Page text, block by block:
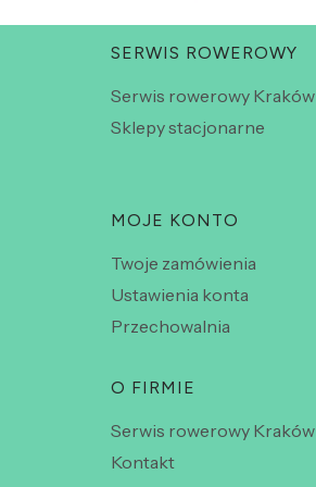
SERWIS ROWEROWY
Serwis rowerowy Kraków
Sklepy stacjonarne
MOJE KONTO
Twoje zamówienia
Ustawienia konta
Przechowalnia
O FIRMIE
Serwis rowerowy Kraków
Kontakt